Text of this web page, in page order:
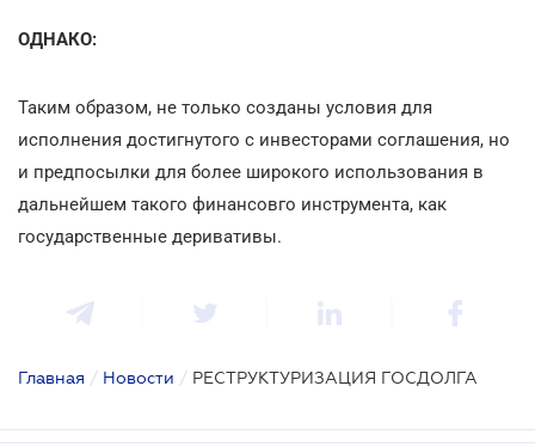
ОДНАКО:
Таким образом, не только созданы условия для
исполнения достигнутого с инвесторами соглашения, но
и предпосылки для более широкого использования в
дальнейшем такого финансовго инструмента, как
государственные деривативы.
Главная / Новости / РЕСТРУКТУРИЗАЦИЯ ГОСДОЛГА